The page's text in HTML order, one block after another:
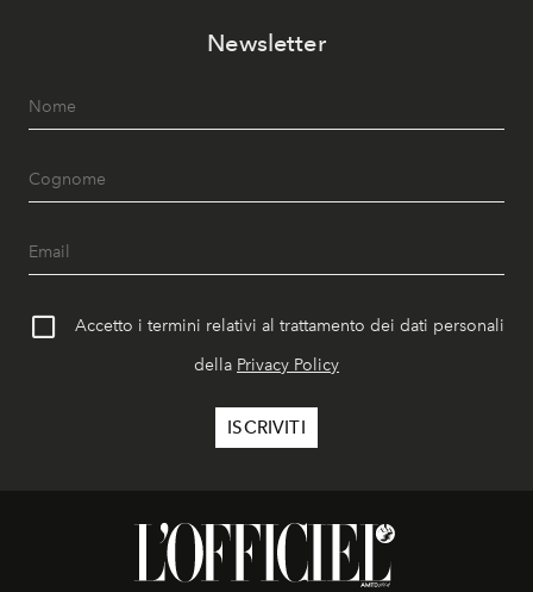
Newsletter
Accetto i termini relativi al trattamento dei dati personali
della Privacy Policy